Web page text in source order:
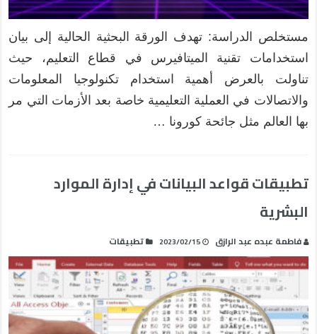
مستخلص الدراسة: تهدف الورقة البحثية الحالية إلى بيان
استخدامات تقنية الميتافيرس في قطاع التعليم، حيث
تناولت بالعرض أهمية استخدام تكنولوجيا المعلومات
والاتصالات في العملية التعليمية خاصة بعد الأزمات التي مر
بها العالم مثل جائحة كورونا …
تطبيقات قواعد البيانات في إدارة الموارد
البشرية
فاطمة عبده عبد الرازق 2023/02/15 تطبيقات